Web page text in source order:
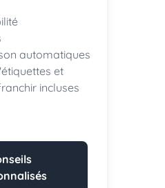
automatiques
et
incluses